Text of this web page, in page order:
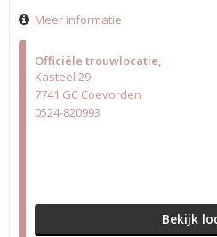
Officiële trouwlocatie
Kasteel 29
7741 GC Coevorden
0524-820993
Bekijk
Meer informatie